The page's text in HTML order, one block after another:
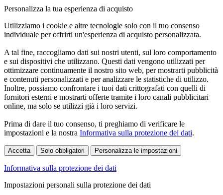
Personalizza la tua esperienza di acquisto
Utilizziamo i cookie e altre tecnologie solo con il tuo consenso
individuale per offrirti un'esperienza di acquisto personalizzata.
A tal fine, raccogliamo dati sui nostri utenti, sul loro comportamento
e sui dispositivi che utilizzano. Questi dati vengono utilizzati per
ottimizzare continuamente il nostro sito web, per mostrarti pubblicità
e contenuti personalizzati e per analizzare le statistiche di utilizzo.
Inoltre, possiamo confrontare i tuoi dati crittografati con quelli di
fornitori esterni e mostrarti offerte tramite i loro canali pubblicitari
online, ma solo se utilizzi già i loro servizi.
Prima di dare il tuo consenso, ti preghiamo di verificare le
impostazioni e la nostra Informativa sulla protezione dei dati.
Accetta Solo obbligatori Personalizza le impostazioni
Informativa sulla protezione dei dati
Impostazioni personali sulla protezione dei dati